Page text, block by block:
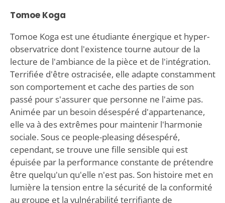
Tomoe Koga
Tomoe Koga est une étudiante énergique et hyper-
observatrice dont l'existence tourne autour de la
lecture de l'ambiance de la pièce et de l'intégration.
Terrifiée d'être ostracisée, elle adapte constamment
son comportement et cache des parties de son
passé pour s'assurer que personne ne l'aime pas.
Animée par un besoin désespéré d'appartenance,
elle va à des extrêmes pour maintenir l'harmonie
sociale. Sous ce people-pleasing désespéré,
cependant, se trouve une fille sensible qui est
épuisée par la performance constante de prétendre
être quelqu'un qu'elle n'est pas. Son histoire met en
lumière la tension entre la sécurité de la conformité
au groupe et la vulnérabilité terrifiante de